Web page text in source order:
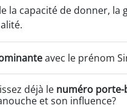
la capacité de donner, la
avec le prénom
déjà le numéro
et son influence?